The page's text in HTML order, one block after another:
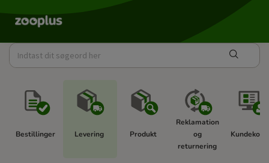
Bestillinger Levering Produkt
Reklamation
og
returnering